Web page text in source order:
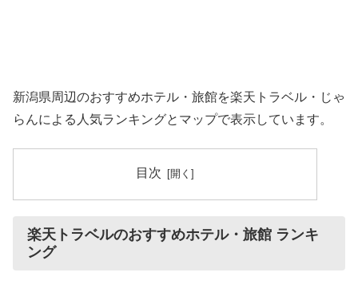
新潟県周辺のおすすめホテル・旅館を楽天トラベル・じゃ
らんによる人気ランキングとマップで表示しています。
目次
楽天トラベルのおすすめホテル・旅館 ランキ
ング